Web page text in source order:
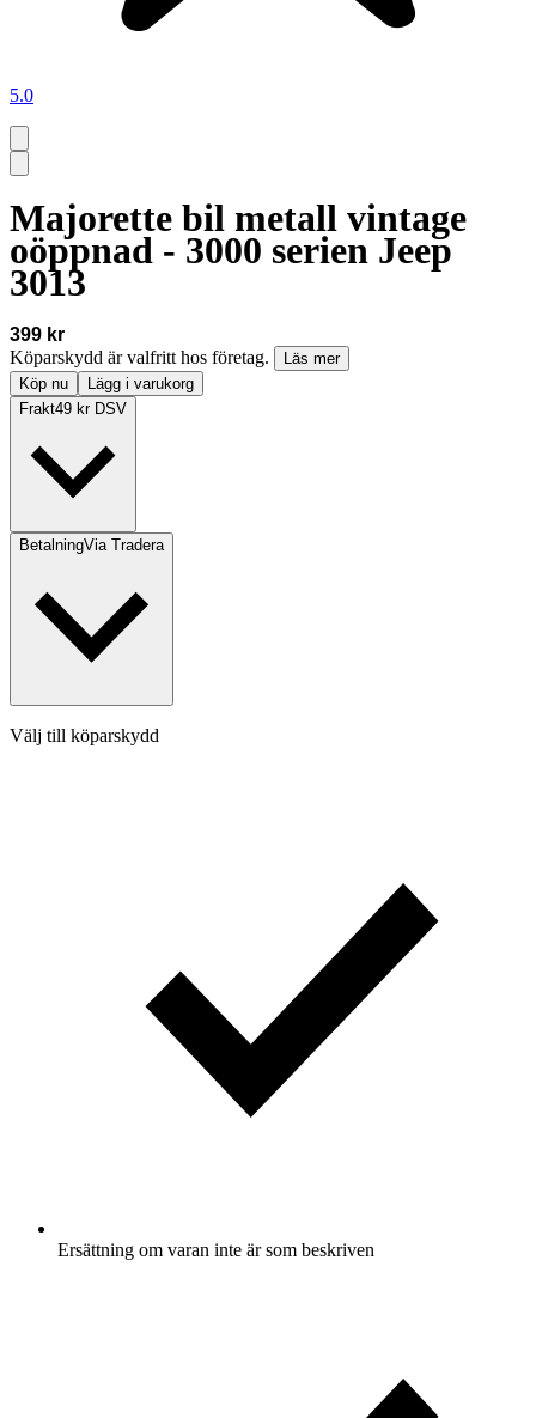
5.0
Majorette bil metall vintage
oöppnad - 3000 serien Jeep
3013
399 kr
Köparskydd är valfritt hos företag.
Läs mer
Köp nu
Lägg i varukorg
Frakt49 kr DSV
BetalningVia Tradera
Välj till köparskydd
Ersättning om varan inte är som beskriven